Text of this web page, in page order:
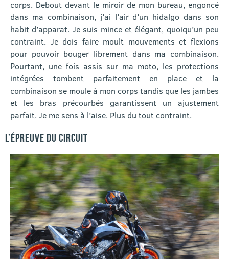
corps. Debout devant le miroir de mon bureau, engoncé
dans ma combinaison, j’ai l’air d’un hidalgo dans son
habit d’apparat. Je suis mince et élégant, quoiqu’un peu
contraint. Je dois faire moult mouvements et flexions
pour pouvoir bouger librement dans ma combinaison.
Pourtant, une fois assis sur ma moto, les protections
intégrées tombent parfaitement en place et la
combinaison se moule à mon corps tandis que les jambes
et les bras précourbés garantissent un ajustement
parfait. Je me sens à l’aise. Plus du tout contraint.
L’ÉPREUVE DU CIRCUIT